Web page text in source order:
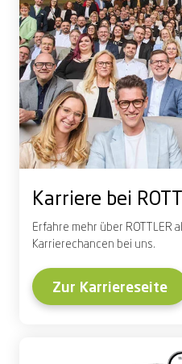
Karriere bei
Erfahre mehr über ROTTLER
Karrierechancen bei uns.
Zur Karriereseite